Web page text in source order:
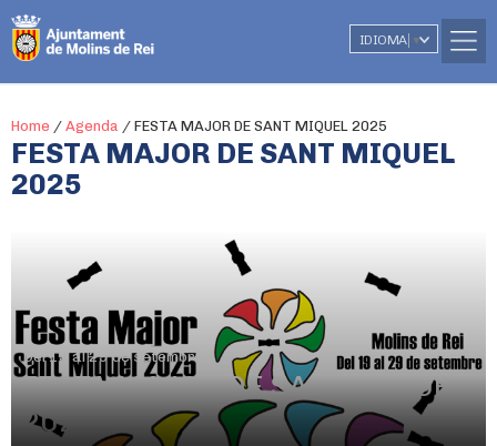
IDIOMA ▼
Home / Agenda / FESTA MAJOR DE SANT MIQUEL 2025
FESTA MAJOR DE SANT MIQUEL
2025
Del 19 al 29 de setembre
FESTA MAJOR DE SANT MIQUEL
2025